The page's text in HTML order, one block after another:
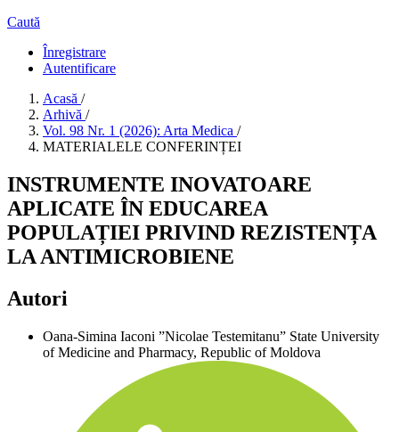
Caută
Înregistrare
Autentificare
Acasă /
Arhivă /
Vol. 98 Nr. 1 (2026): Arta Medica /
MATERIALELE CONFERINȚEI
INSTRUMENTE INOVATOARE
APLICATE ÎN EDUCAREA
POPULAȚIEI PRIVIND REZISTENȚA
LA ANTIMICROBIENE
Autori
Oana-Simina Iaconi ”Nicolae Testemitanu” State University
of Medicine and Pharmacy, Republic of Moldova